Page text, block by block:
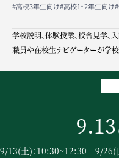
#高校3年生向け#高校1・2年生向け
学校説明、体験授業、校舎見学、
職員や在校生ナビゲーターが学
9.13
9/13(土)：10:30~12:30 9/26(